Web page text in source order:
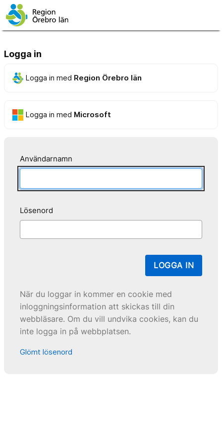
Logga in
Logga in med Region Örebro län
Logga in med Microsoft
Användarnamn
Lösenord
LOGGA IN
När du loggar in kommer en cookie med
inloggningsinformation att skickas till din
webbläsare. Om du vill undvika cookies, kan du
inte logga in på webbplatsen.
Glömt lösenord